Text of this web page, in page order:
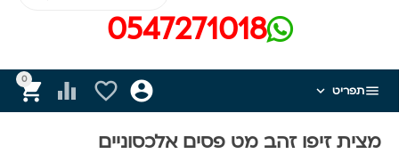
0547271018
0
 
  תפריט 
מצית זיפו זהב מט פסים אלכסוניים